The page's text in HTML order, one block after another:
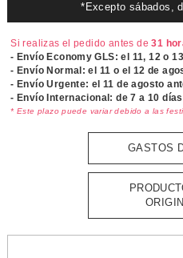
*Excepto sábados,
Si realizas el pedido antes de31
- Envío Economy GLS: el 11, 12 o
- Envío Normal: el 11 o el 12 de
- Envío Urgente: el11 de agosto
- Envío Internacional: de 7 a 10 días
* Este plazo puede variar debido a las
GASTOS